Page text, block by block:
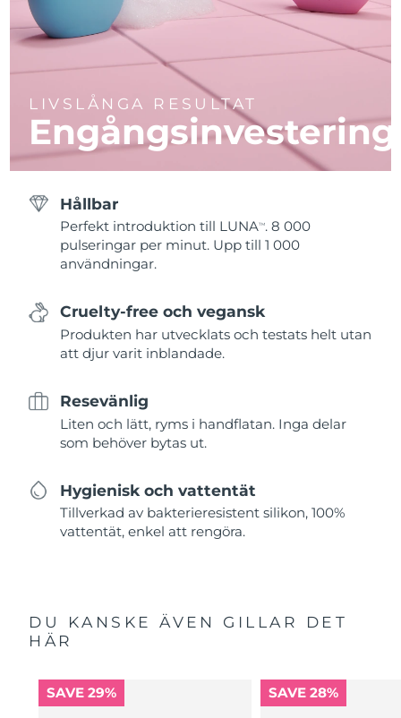
LIVSLÅNGA RESULTAT
Engångsinvestering
Hållbar
Perfekt introduktion till LUNATM . 8 000
pulseringar per minut. Upp till 1 000
användningar.
Cruelty-free och vegansk
Produkten har utvecklats och testats helt utan
att djur varit inblandade.
Resevänlig
Liten och lätt, ryms i handflatan. Inga delar
som behöver bytas ut.
Hygienisk och vattentät
Tillverkad av bakterieresistent silikon, 100%
vattentät, enkel att rengöra.
DU KANSKE ÄVEN GILLAR DET
HÄR
SAVE 29% SAVE 28%